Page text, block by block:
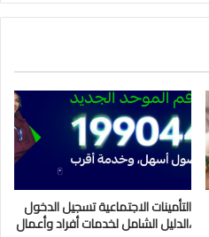
التأمينات الاجتماعية تسجيل الدخول
،الدليل الشامل لخدمات أفراد وأعمال